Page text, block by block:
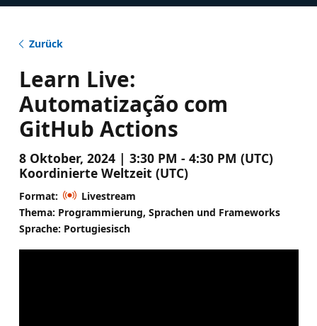
Zurück
Learn Live:
Automatização com
GitHub Actions
8 Oktober, 2024 | 3:30 PM - 4:30 PM (UTC)
Koordinierte Weltzeit (UTC)
Format:
Livestream
Thema: Programmierung, Sprachen und Frameworks
Sprache: Portugiesisch